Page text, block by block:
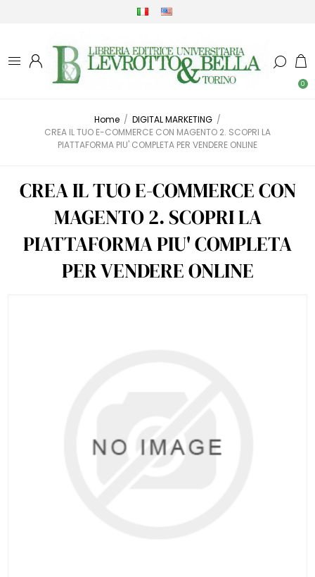
0
Home / DIGITAL MARKETING /
CREA IL TUO E-COMMERCE CON MAGENTO 2. SCOPRI LA
PIATTAFORMA PIU' COMPLETA PER VENDERE ONLINE
CREA IL TUO E-COMMERCE CON
MAGENTO 2. SCOPRI LA
PIATTAFORMA PIU' COMPLETA
PER VENDERE ONLINE